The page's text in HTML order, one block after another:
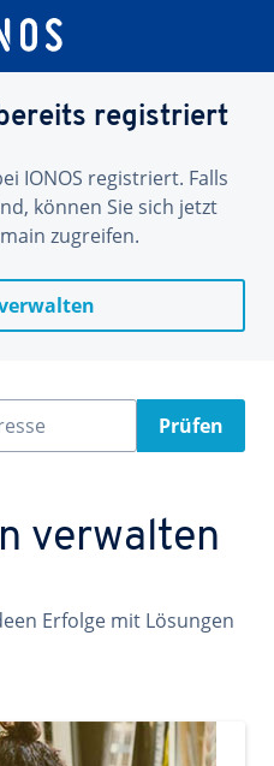
registriert
IONOS registriert. Falls
können Sie sich jetzt
zugreifen.
Prüfen
verwalten
Erfolge mit Lösungen